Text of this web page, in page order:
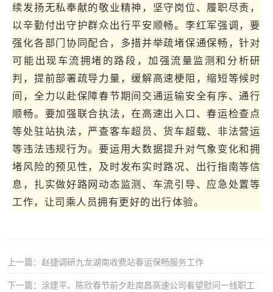
续发扬无私奉献的敬业精神，坚守岗位、履职尽责，
以辛勤付出守护群众出行平安顺畅。李红军强调，要
强化各部门协同配合，多措并举疏堵保通保畅，针对
可能出现车流拥堵的路段，加强流量监测和分析研
判，提前部署疏导力量，缓解高速梗阻，缩短等候时
间，全力以赴保障春节期间交通运输安全有序、通行
顺畅。要加强联合执法，在高速出入口、春运检查点
等处驻站执法，严查客车超员、货车超载、非法营运
等违法违规行为。要运用大数据提升对气象变化和拥
堵风险的预见性，及时发布实时路况、出行指南等信
息，扎实做好路网动态监测、车流引导、应急处置等
工作，让司乘人员拥有更好的出行体验。
上一篇： 赵捷调研九龙湖南收费站春运保畅服务工作
下一篇： 涂建平、陈欣春节前夕赴南昌高速公司看望慰问一线职工